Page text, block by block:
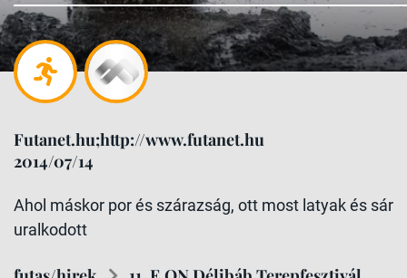
Futanet.hu;http://www.futanet.hu
2014/07/14
Ahol máskor por és szárazság, ott most latyak és sár
uralkodott